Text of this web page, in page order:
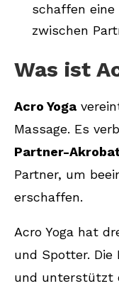
schaffen eine
zwischen
Was ist
Acro Yoga
Massage. Es
Partner-
Partner, um
erschaffen.
Acro Yoga hat
und Spotter.
und unterstützt